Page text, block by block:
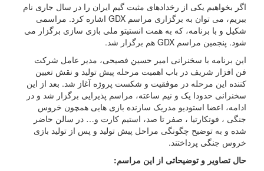
اگر بخواهیم یکی از رخدادهای مثبت گیم ایران را در سال جاری نام
ببریم، می توان به برگزاری مراسم GDX اشاره کرد. مراسمی
شکیل و با برنامه، که به همت انستیتو ملی بازی سازی برگزار می
شود. پنجمین مراسم GDX هم برگزار شد.
این برنامه با سخنرانی امیر حسین فصیحی، مدیر عامل شرکت
فن افزار شریف در باب اهمیت مرحله پیش تولید و نقش تعیین
کننده این مرحله در موفقیت و شکست پروژه آغاز شد. بعد از این
سخنرانی حدودا یک و نیم ساعته، مراسم پذیرایی برگزار شد و در
ادامه، اعضا استودیو مدریک سازنده بازی هایی همچون خروس
جنگی ، فوتکارتیا ، صفر تا صد، استیم کارت و… در سالن حاضر
شده و به توضیح چگونگی مراحل پیش تولید و پس از تولید بازی
خروس جنگی پرداختند.
حال تصاویر و توضیحاتی از این مراسم: